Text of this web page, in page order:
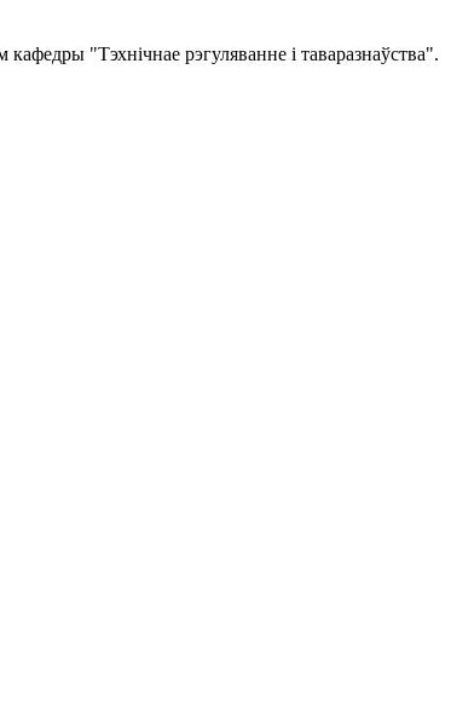
кафедры "Тэхнічнае рэгуляванне і таваразнаўства".